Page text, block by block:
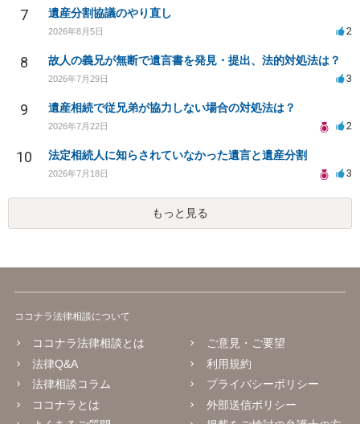
7 遺産分割協議のやり直し
2026年8月5日 2
8 故人の義兄が無断で遺言書を発見・提出、法的対処法は？
2026年7月29日 3
9 遺産相続で従兄弟が協力しない場合の対処法は？
2026年7月22日 2
10 法定相続人に知らされていなかった遺言と遺産分割
2026年7月18日 3
もっと見る
ココナラ法律相談について
ココナラ法律相談とは
法律Q&A
法律相談コラム
ココナラとは
ご意見・ご要望
利用規約
プライバシーポリシー
外部送信ポリシー